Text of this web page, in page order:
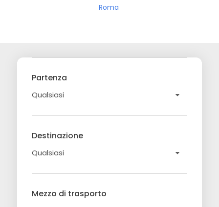
Roma
Partenza
Destinazione
Mezzo di trasporto